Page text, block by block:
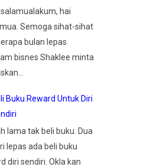
hai
Semoga sihat-sihat
bulan lepas
bisnes Shaklee minta
Buku Reward Untuk Diri
lama tak beli buku. Dua
lepas ada beli buku
diri sendiri. Okla kan